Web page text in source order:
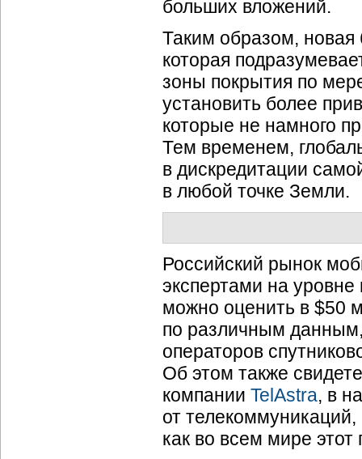
больших вложений.
Таким образом, новая
которая
зоны покрытия по
установить более
которые не намного
Тем временем,
в дискредитации
в любой точке Земли.
Российский рынок
экспертами на
можно оценить в $50
по различным
операторов
Об этом также
компании TelAstra, в
от
как во всем мире этот